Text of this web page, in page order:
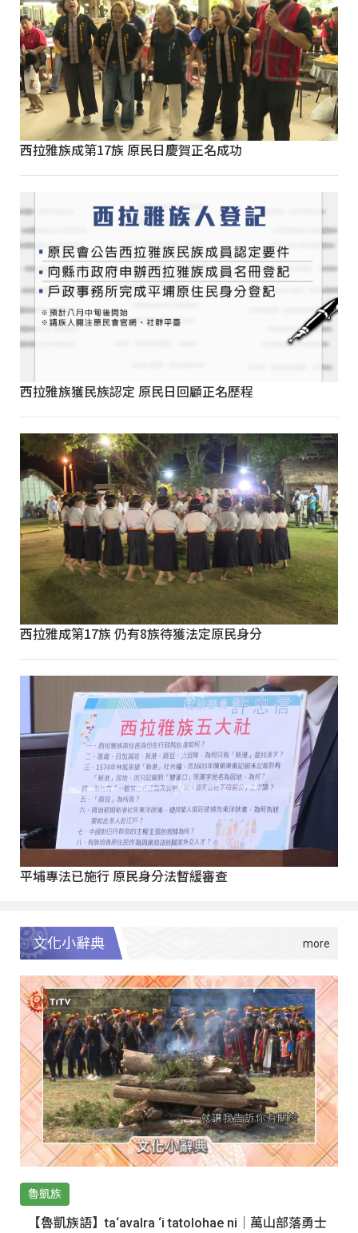
西拉雅族成第17族 原民日慶賀正名成功
西拉雅族獲民族認定 原民日回顧正名歷程
西拉雅成第17族 仍有8族待獲法定原民身分
平埔專法已施行 原民身分法暫緩審查
文化小辭典
魯凱族
【魯凱族語】ta‘avalra ‘i tatolohae ni｜萬山部落勇士